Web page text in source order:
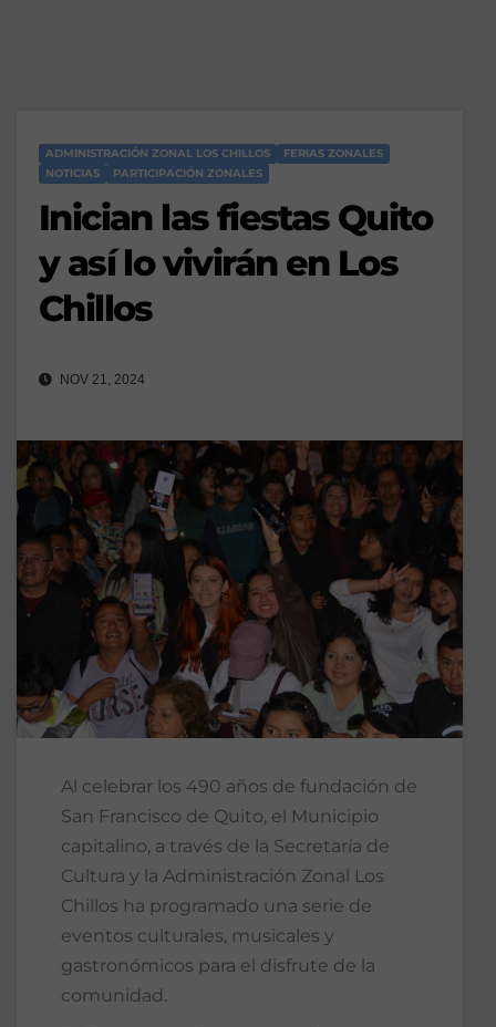
ADMINISTRACIÓN ZONAL LOS CHILLOS
FERIAS ZONALES
NOTICIAS
PARTICIPACIÓN ZONALES
Inician las fiestas Quito
y así lo vivirán en Los
Chillos
NOV 21, 2024
Al celebrar los 490 años de fundación de
San Francisco de Quito, el Municipio
capitalino, a través de la Secretaría de
Cultura y la Administración Zonal Los
Chillos ha programado una serie de
eventos culturales, musicales y
gastronómicos para el disfrute de la
comunidad.